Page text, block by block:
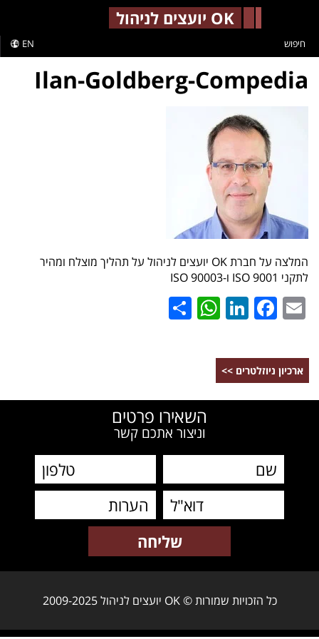
OK יועצים לניהול
EN חיפוש
Ilan-Goldberg-Compedia
המלצה על חברת OK יועצים לניהול על תהליך מוצלח ומהיר
לתקני 9001 ISO ו-90003 ISO
Email
Facebook
LinkedIn
WhatsApp
ארכיון ניוזלטרים >>
השאירו פרטים
וניצור אתכם קשר
כל הזכויות שמורות © OK יועצים לניהול 2009-2025